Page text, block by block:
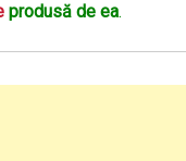
produsă de ea.